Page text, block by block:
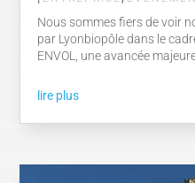
Nous sommes fiers de voir
par Lyonbiopôle dans le
ENVOL, une avancée majeure
lire plus